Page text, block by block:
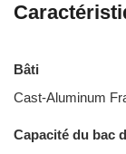
Bâti
Cast-Aluminum
Capacité du bac